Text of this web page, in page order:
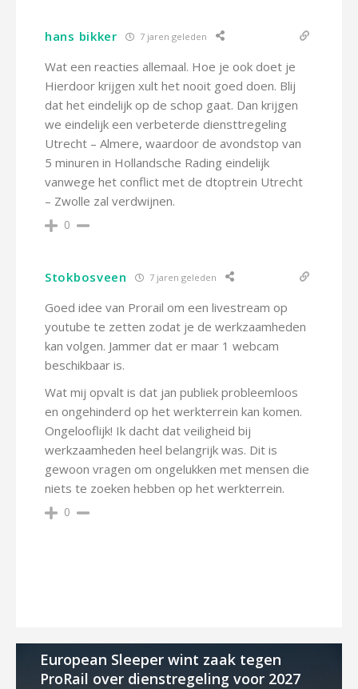
hans bikker 7 jaren geleden
Wat een reacties allemaal. Hoe je ook doet je
Hierdoor krijgen xult het nooit goed doen. Blij
dat het eindelijk op de schop gaat. Dan krijgen
we eindelijk een verbeterde diensttregeling
Utrecht – Almere, waardoor de avondstop van
5 minuren in Hollandsche Rading eindelijk
vanwege het conflict met de dtoptrein Utrecht
– Zwolle zal verdwijnen.
0
Stokbosveen 7 jaren geleden
Goed idee van Prorail om een livestream op
youtube te zetten zodat je de werkzaamheden
kan volgen. Jammer dat er maar 1 webcam
beschikbaar is.
Wat mij opvalt is dat jan publiek probleemloos
en ongehinderd op het werkterrein kan komen.
Ongelooflijk! Ik dacht dat veiligheid bij
werkzaamheden heel belangrijk was. Dit is
gewoon vragen om ongelukken met mensen die
niets te zoeken hebben op het werkterrein.
0
European Sleeper wint zaak tegen
ProRail over dienstregeling voor 2027